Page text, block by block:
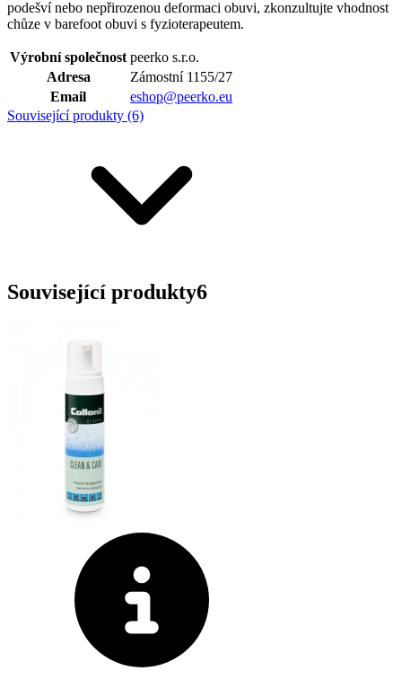
podešví nebo nepřirozenou deformaci obuvi, zkonzultujte vhodnost
chůze v barefoot obuvi s fyzioterapeutem.
Výrobní společnost peerko s.r.o.
Adresa
Zámostní 1155/27
Email
eshop@peerko.eu
Související produkty (6)
Související produkty6